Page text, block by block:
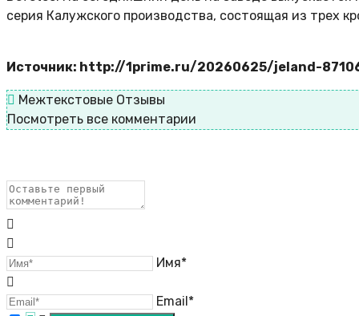
серия Калужского производства, состоящая из трех
Источник: http://1prime.ru/20260625/jeland-
Межтекстовые Отзывы
Посмотреть все комментарии
Имя*
Email*